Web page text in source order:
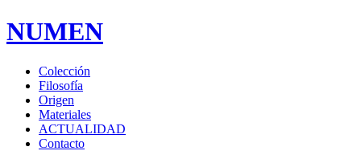
NUMEN
Colección
Filosofía
Origen
Materiales
ACTUALIDAD
Contacto